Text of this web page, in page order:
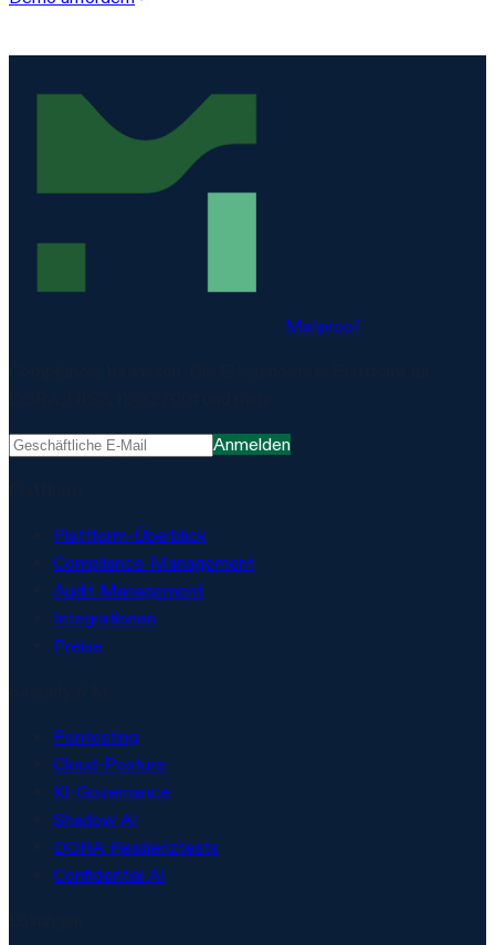
Matproof
Anmelden
Plattform-Überblick
Compliance-Management
Audit-Management
Integrationen
Preise
Pentesting
Cloud-Posture
KI-Governance
Shadow AI
DORA-Resilienztests
Confidential AI